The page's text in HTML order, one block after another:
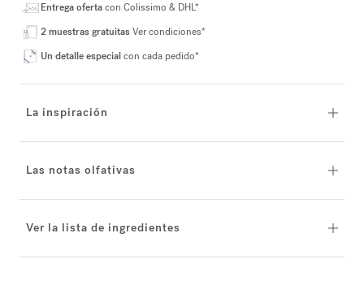
Entrega ofertacon Colissimo & DHL*
2 muestras gratuitasVer condiciones*
Un detalle especialcon cada pedido*
La inspiración
Las notas olfativas
Ver la lista de ingredientes